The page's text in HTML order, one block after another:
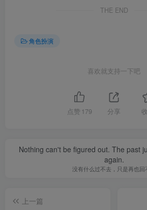
THE END
角色扮演
喜欢就支持一下吧
点赞 179 分享
Nothing can't be figured out. The past
again.
没有什么过不去，只是再也回
上一篇